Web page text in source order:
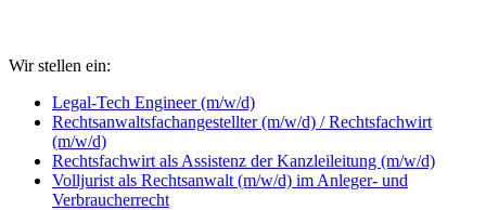
Wir stellen ein:
Legal-Tech Engineer (m/w/d)
Rechtsanwaltsfachangestellter (m/w/d) / Rechtsfachwirt
(m/w/d)
Rechtsfachwirt als Assistenz der Kanzleileitung (m/w/d)
Volljurist als Rechtsanwalt (m/w/d) im Anleger- und
Verbraucherrecht